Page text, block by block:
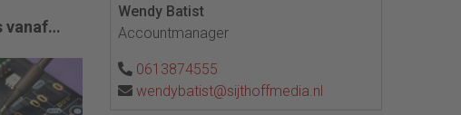
vanaf
Wendy Batist
Accountmanager
0613874555
wendybatist@sijthoffmedia.nl